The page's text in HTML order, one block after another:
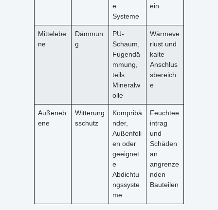
e
Systeme
ein
Mittelebe
ne
Dämmun
g
PU-
Schaum,
Fugendä
mmung,
teils
Mineralw
olle
Wärmeve
rlust und
kalte
Anschlus
sbereich
e
Außeneb
ene
Witterung
sschutz
Kompribä
nder,
Außenfoli
en oder
geeignet
e
Abdichtu
ngssyste
me
Feuchtee
intrag
und
Schäden
an
angrenze
nden
Bauteilen